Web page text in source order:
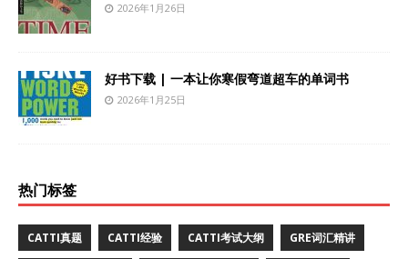
2026年1月26日
好书下载 | 一本让你寒假弯道超车的单词书
2026年1月25日
热门标签
CATTI真题 CATTI经验 CATTI考试大纲 GRE词汇精讲